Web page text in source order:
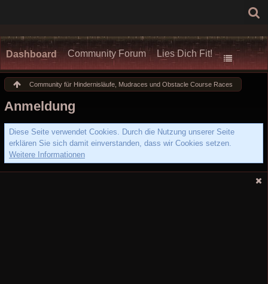
Dashboard Community Forum Lies Dich Fit!
Community für Hindernisläufe, Mudraces und Obstacle Course Races
Anmeldung
Diese Seite verwendet Cookies. Durch die Nutzung unserer Seite
erklären Sie sich damit einverstanden, dass wir Cookies setzen.
Weitere Informationen